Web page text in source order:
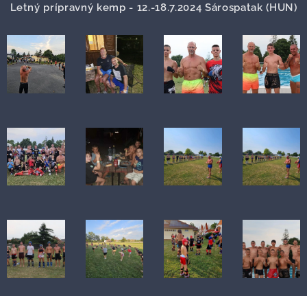
Letný prípravný kemp - 12.-18.7.2024 Sárospatak (HUN)